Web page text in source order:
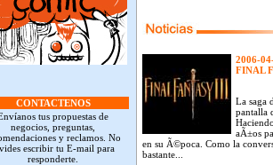
CONTACTENOS
tus propuestas de
negocios, preguntas,
y reclamos. No
escribir tu E-mail para
responderte.
2006-
FINAL
La saga
pantalla
aÃ±os
en su Ã©poca. Como la
bastante...